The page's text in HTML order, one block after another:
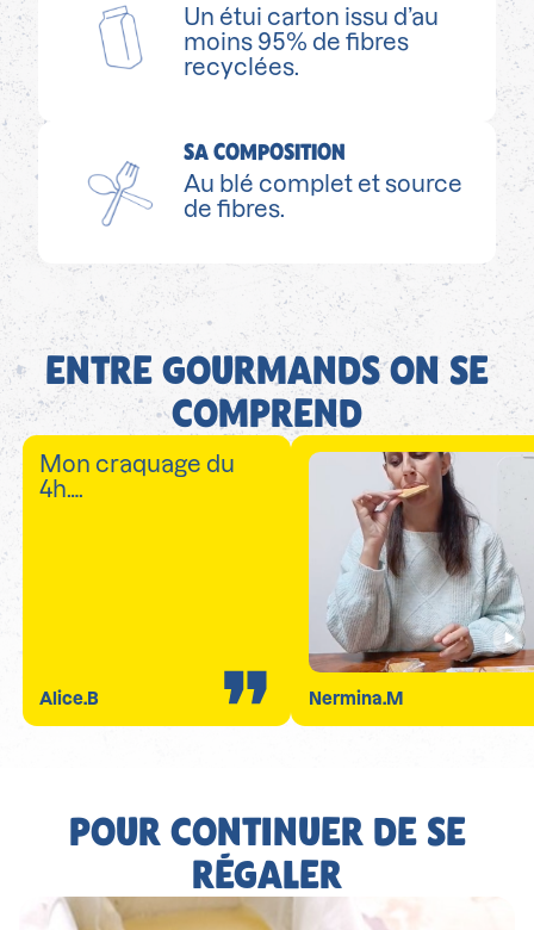
Un étui carton issu d’au
moins 95% de fibres
recyclées.
SA COMPOSITION
Au blé complet et source
de fibres.
ENTRE GOURMANDS ON SE
COMPREND
Mon craquage du
4h….
Alice.B Nermina.M
POUR CONTINUER DE SE
RÉGALER